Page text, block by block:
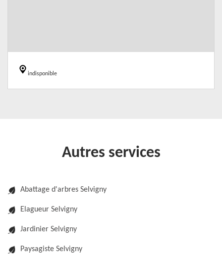
indisponible
Autres services
Abattage d'arbres Selvigny
Elagueur Selvigny
Jardinier Selvigny
Paysagiste Selvigny